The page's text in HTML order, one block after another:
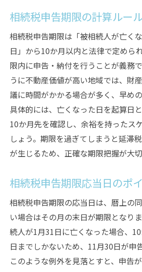
相続税申告期限の計算ルー
相続税申告期限は「被相続人が亡く
日」から10か月以内と法律で定めら
限内に申告・納付を行うことが義務
うに不動産価値が高い地域では、財
議に時間がかかる場合が多く、早めの
具体的には、亡くなった日を起算日
10か月先を確認し、余裕を持ったス
しょう。期限を過ぎてしまうと延滞
が生じるため、正確な期限把握が大切
相続税申告期限応当日のポ
相続税申告期限の応当日は、暦上の
い場合はその月の末日が期限となり
続人が1月31日に亡くなった場合、
日までしかないため、11月30日が申
このような例外を見落とすと、申告